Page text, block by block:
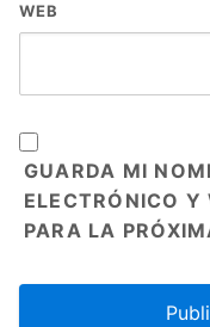
WEB
GUARDA MI
ELECTRÓNICO Y
PARA LA